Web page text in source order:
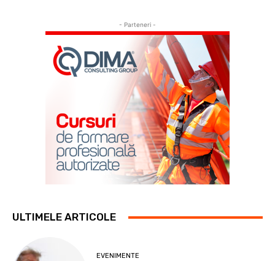
- Parteneri -
ULTIMELE ARTICOLE
EVENIMENTE